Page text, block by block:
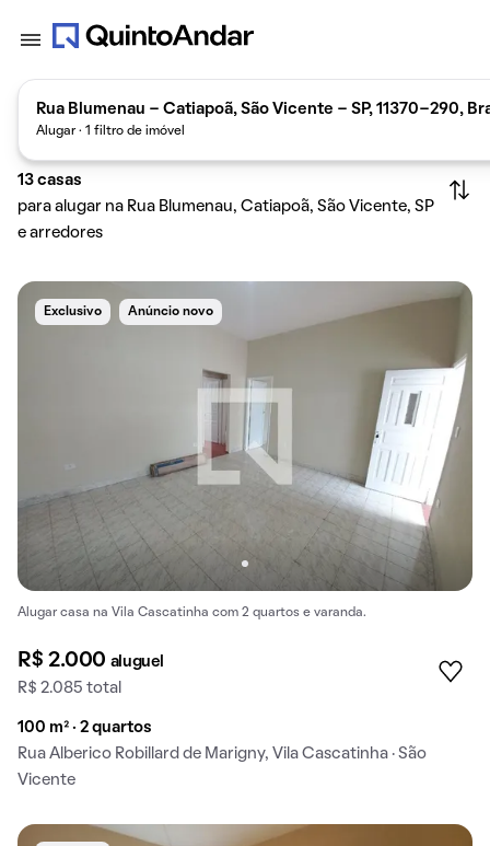
Rua Blumenau - Catiapoã, São Vicente - SP, 11370-290,
Alugar · 1 filtro de imóvel
13 casas
para alugar na Rua Blumenau, Catiapoã, São Vicente, SP
e arredores
Exclusivo Anúncio novo
Alugar casa na Vila Cascatinha com 2 quartos e varanda.
R$ 2.000 aluguel
R$ 2.085 total
100 m² · 2 quartos
Rua Alberico Robillard de Marigny, Vila Cascatinha · São
Vicente